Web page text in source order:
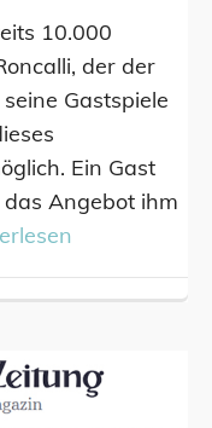
10.000
der der
Gastspiele
Ein Gast
Angebot ihm